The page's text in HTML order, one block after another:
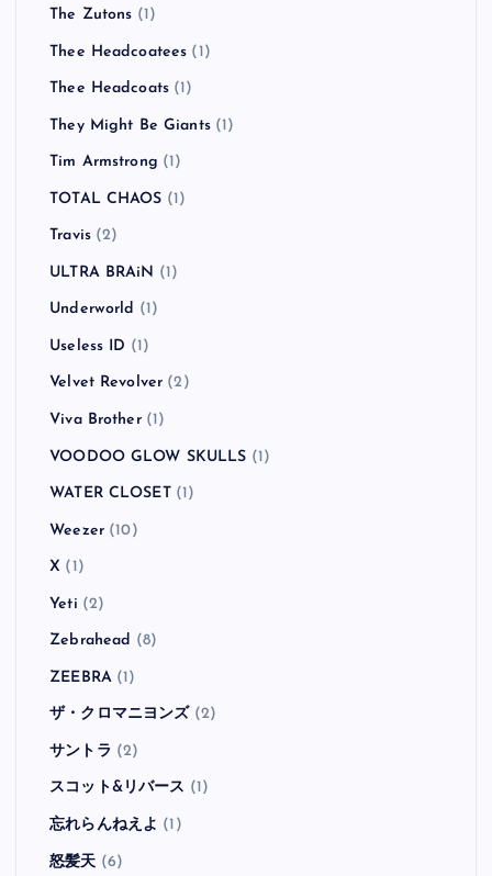
The Zutons (1)
Thee Headcoatees (1)
Thee Headcoats (1)
They Might Be Giants(1)
Tim Armstrong (1)
TOTAL CHAOS (1)
Travis(2)
ULTRA BRAiN (1)
Underworld (1)
Useless ID (1)
Velvet Revolver (2)
Viva Brother(1)
VOODOO GLOW SKULLS (1)
WATER CLOSET(1)
Weezer(10)
X (1)
Yeti (2)
Zebrahead (8)
ZEEBRA(1)
ザ・クロマニヨンズ (2)
サントラ (2)
スコット&リバース (1)
忘れらんねえよ (1)
怒髪天 (6)